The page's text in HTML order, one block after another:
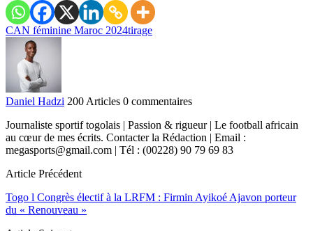
CAN féminine Maroc 2024tirage
Daniel Hadzi 200 Articles 0 commentaires
Journaliste sportif togolais | Passion & rigueur | Le football africain
au cœur de mes écrits. Contacter la Rédaction | Email :
megasports@gmail.com | Tél : (00228) 90 79 69 83
Article Précédent
Togo l Congrès électif à la LRFM : Firmin Ayikoé Ajavon porteur
du « Renouveau »